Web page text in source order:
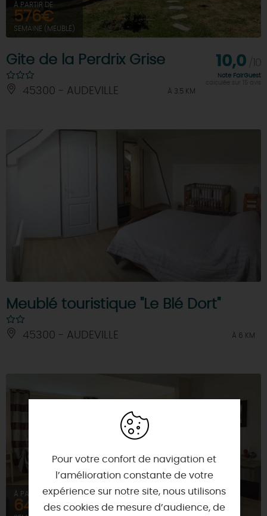
À PARTIR DE
576€
SEMAINE (MEUBLÉ)
Gite de la Perdrix Grise
45300 - AUDEVILLE À 3.5 KM
10,0
Note FairGuest
calculée sur 15 avis
Meublé touristique "Le Blé Dort"
45300 - AUDEVILLE À 6 KM
À PARTIR DE
643,1€
Pour votre confort de navigation et
l’amélioration constante de votre
expérience sur notre site, nous utilisons
des cookies de mesure d’audience, de